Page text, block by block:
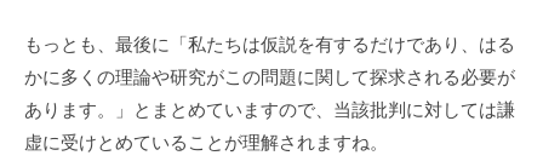
もっとも、最後に「私たちは仮説を有するだけであり、はる
かに多くの理論や研究がこの問題に関して探求される必要が
あります。」とまとめていますので、当該批判に対しては謙
虚に受けとめていることが理解されますね。